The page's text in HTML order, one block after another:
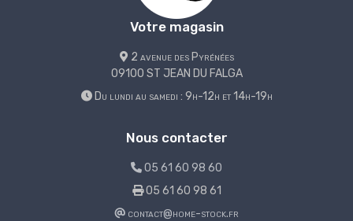
Votre magasin
2 avenue des Pyrénées
09100 ST JEAN DU FALGA
Du lundi au samedi : 9h-12h et 14h-19h
Nous contacter
05 61 60 98 60
05 61 60 98 61
contact@home-stock.fr